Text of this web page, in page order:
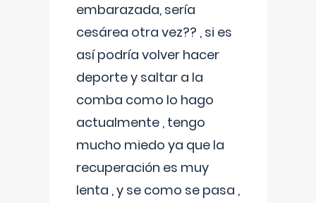
embarazada, sería
cesárea otra vez?? , si es
así podría volver hacer
deporte y saltar a la
comba como lo hago
actualmente , tengo
mucho miedo ya que la
recuperación es muy
lenta , y se como se pasa ,